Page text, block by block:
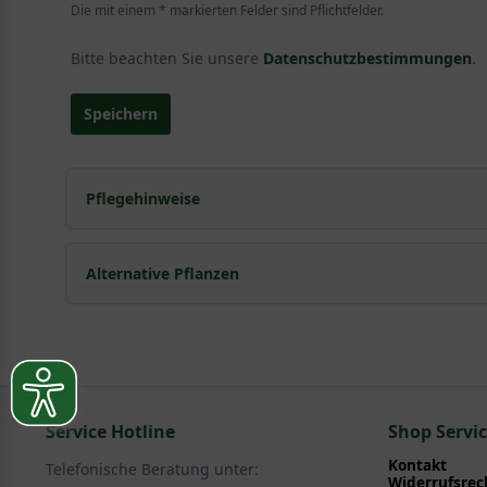
Die mit einem * markierten Felder sind Pflichtfelder.
Bitte beachten Sie unsere Datenschutzbestimmungen.
Speichern
Pflegehinweise
Pflanz- und Pflegetipps Rosa 'Pink Swany ®' /
Alternative Pflanzen
Rosen > Beetrosen
Service Hotline
Telefonische Beratung unter:
Shop
Kontakt